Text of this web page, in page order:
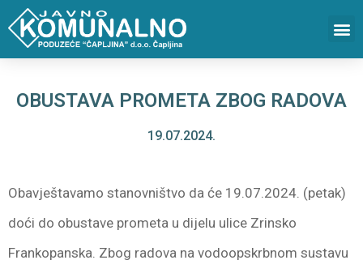
OBUSTAVA PROMETA ZBOG RADOVA
19.07.2024.
Obavještavamo stanovništvo da će 19.07.2024. (petak)
doći do obustave prometa u dijelu ulice Zrinsko
Frankopanska. Zbog radova na vodoopskrbnom sustavu